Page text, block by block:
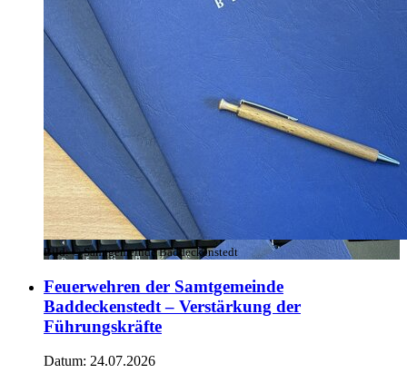
Bild:© Samtgemeinde Baddeckenstedt
Feuerwehren der Samtgemeinde
Baddeckenstedt – Verstärkung der
Führungskräfte
Datum: 24.07.2026